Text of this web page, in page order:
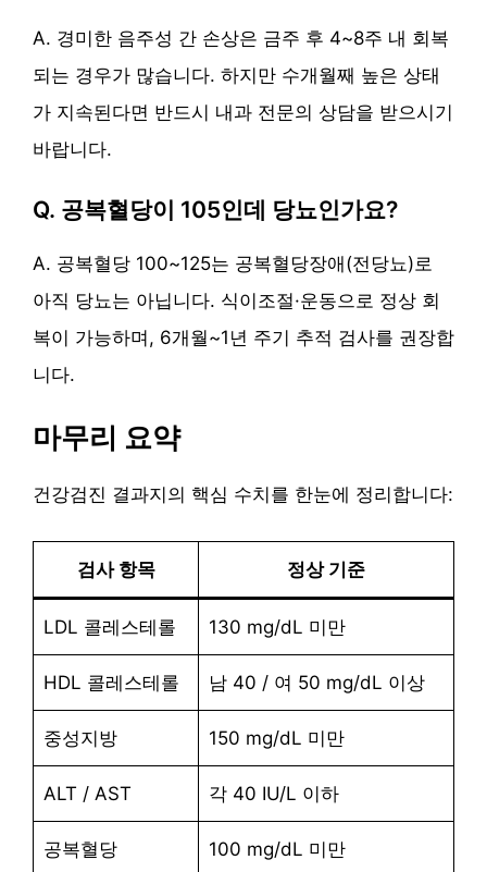
A. 경미한 음주성 간 손상은 금주 후 4~8주 내 회복
되는 경우가 많습니다. 하지만 수개월째 높은 상태
가 지속된다면 반드시 내과 전문의 상담을 받으시기
바랍니다.
Q. 공복혈당이 105인데 당뇨인가요?
A. 공복혈당 100~125는 공복혈당장애(전당뇨)로
아직 당뇨는 아닙니다. 식이조절·운동으로 정상 회
복이 가능하며, 6개월~1년 주기 추적 검사를 권장합
니다.
마무리 요약
건강검진 결과지의 핵심 수치를 한눈에 정리합니다:
검사 항목 정상 기준
LDL 콜레스테롤 130 mg/dL 미만
HDL 콜레스테롤 남 40 / 여 50 mg/dL 이상
중성지방 150 mg/dL 미만
ALT / AST 각 40 IU/L 이하
공복혈당 100 mg/dL 미만